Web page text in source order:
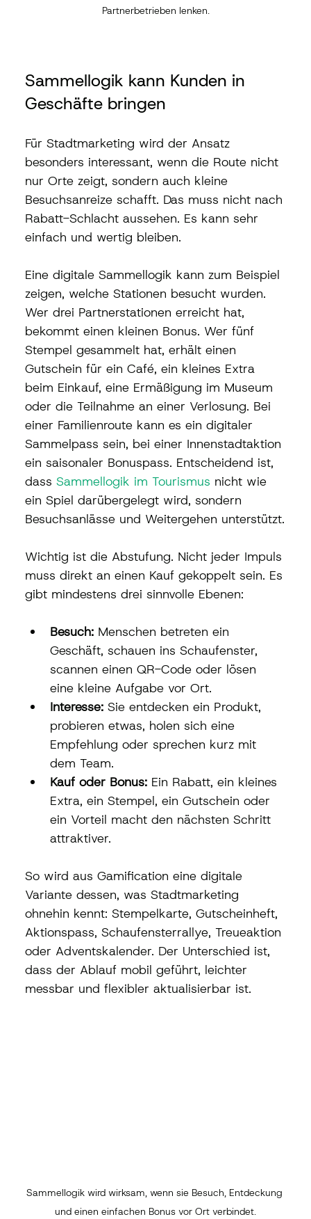
Partnerbetrieben lenken.
Sammellogik kann Kunden in
Geschäfte bringen
Für Stadtmarketing wird der Ansatz
besonders interessant, wenn die Route nicht
nur Orte zeigt, sondern auch kleine
Besuchsanreize schafft. Das muss nicht nach
Rabatt-Schlacht aussehen. Es kann sehr
einfach und wertig bleiben.
Eine digitale Sammellogik kann zum Beispiel
zeigen, welche Stationen besucht wurden.
Wer drei Partnerstationen erreicht hat,
bekommt einen kleinen Bonus. Wer fünf
Stempel gesammelt hat, erhält einen
Gutschein für ein Café, ein kleines Extra
beim Einkauf, eine Ermäßigung im Museum
oder die Teilnahme an einer Verlosung. Bei
einer Familienroute kann es ein digitaler
Sammelpass sein, bei einer Innenstadtaktion
ein saisonaler Bonuspass. Entscheidend ist,
dass Sammellogik im Tourismus nicht wie
ein Spiel darübergelegt wird, sondern
Besuchsanlässe und Weitergehen unterstützt.
Wichtig ist die Abstufung. Nicht jeder Impuls
muss direkt an einen Kauf gekoppelt sein. Es
gibt mindestens drei sinnvolle Ebenen:
Besuch: Menschen betreten ein
Geschäft, schauen ins Schaufenster,
scannen einen QR-Code oder lösen
eine kleine Aufgabe vor Ort.
Interesse: Sie entdecken ein Produkt,
probieren etwas, holen sich eine
Empfehlung oder sprechen kurz mit
dem Team.
Kauf oder Bonus: Ein Rabatt, ein kleines
Extra, ein Stempel, ein Gutschein oder
ein Vorteil macht den nächsten Schritt
attraktiver.
So wird aus Gamification eine digitale
Variante dessen, was Stadtmarketing
ohnehin kennt: Stempelkarte, Gutscheinheft,
Aktionspass, Schaufensterrallye, Treueaktion
oder Adventskalender. Der Unterschied ist,
dass der Ablauf mobil geführt, leichter
messbar und flexibler aktualisierbar ist.
Sammellogik wird wirksam, wenn sie Besuch, Entdeckung
und einen einfachen Bonus vor Ort verbindet.